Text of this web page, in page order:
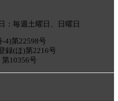
毎週土曜日、日曜日
4)第22598号
録(ほ)第2216号
10356号